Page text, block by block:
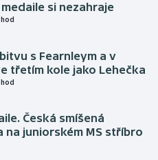
si nezahraje
s Fearnleym a v
třetím kole jako Lehečka
Česká smíšená
na juniorském MS stříbro